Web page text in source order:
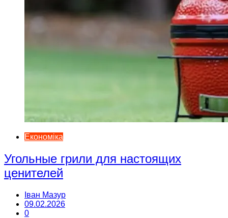
Економіка
Угольные грили для настоящих
ценителей
Іван Мазур
09.02.2026
0